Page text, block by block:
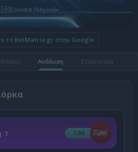
Σάντσεθ Πιθχουάν
το BetMatrix.gr στην Google
Ανάλυση Στατιστικά
:1 1.90